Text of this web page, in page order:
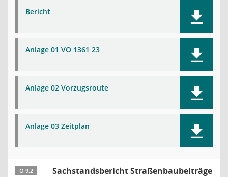
Bericht
Anlage 01 VO 1361 23
Anlage 02 Vorzugsroute
Anlage 03 Zeitplan
Ö 9.2 Sachstandsbericht Straßenbaubeiträge